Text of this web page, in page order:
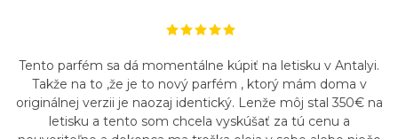
Tento parfém sa dá momentálne kúpiť na letisku v Antalyi.
Takže na to ,že je to nový parfém , ktorý mám doma v
originálnej verzii je naozaj identický. Lenže môj stal 350€ na
letisku a tento som chcela vyskúšať za tú cenu a